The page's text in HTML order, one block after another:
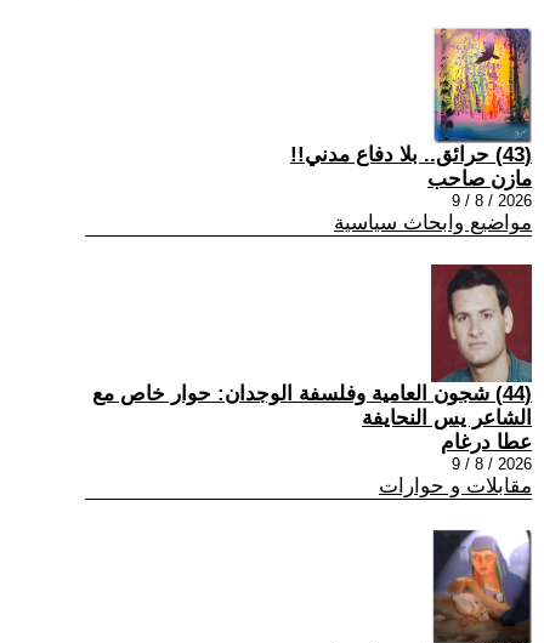
(43) حرائق.. بلا دفاع مدني!!
مازن صاحب
2026 / 8 / 9
مواضيع وابحاث سياسية
(44) شجون العامية وفلسفة الوجدان: حوار خاص مع
الشاعر يس النحايفة
عطا درغام
2026 / 8 / 9
مقابلات و حوارات